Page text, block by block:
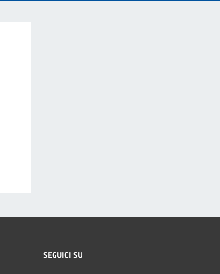
SEGUICI SU